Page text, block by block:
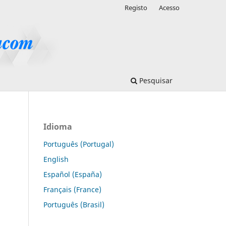
Pesquisar
Registo Acesso
Idioma
Português (Portugal)
English
Español (España)
Français (France)
Português (Brasil)